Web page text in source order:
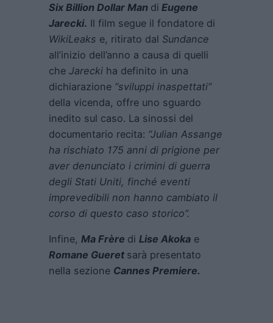
Six Billion Dollar Man di Eugene
Jarecki. Il film segue il fondatore di
WikiLeaks e, ritirato dal Sundance
all’inizio dell’anno a causa di quelli
che Jarecki ha definito in una
dichiarazione “sviluppi inaspettati”
della vicenda, offre uno sguardo
inedito sul caso. La sinossi del
documentario recita: “Julian Assange
ha rischiato 175 anni di prigione per
aver denunciato i crimini di guerra
degli Stati Uniti, finché eventi
imprevedibili non hanno cambiato il
corso di questo caso storico”.
Infine, Ma Frère di Lise Akoka e
Romane Gueret sarà presentato
nella sezione Cannes Premiere.